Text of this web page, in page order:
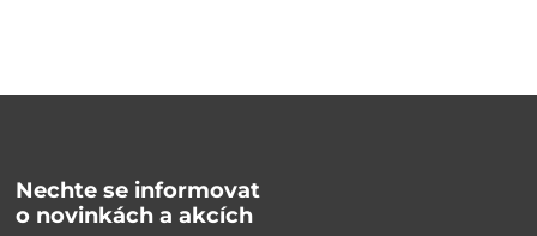
Nechte se informovat
o novinkách a akcích